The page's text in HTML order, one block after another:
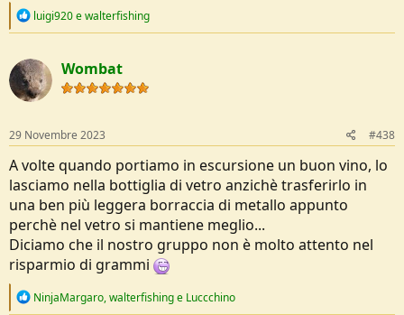
R
c
t
i
o
s
:
luigi920ewalterfishing
Wombat
29 Novembre 2023 #438
A volte quando portiamo in escursione un buon vino, lo
lasciamo nella bottiglia di vetro anzichè trasferirlo in
una ben più leggera borraccia di metallo appunto
perchè nel vetro si mantiene meglio...
Diciamo che il nostro gruppo non è molto attento nel
risparmio di grammi
R
NinjaMargaro,walterfishinge Luccchino